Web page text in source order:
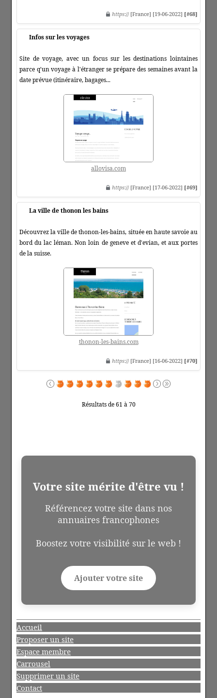
https:// [France] [19-06-2022] [#68]
Infos sur les voyages
Site de voyage, avec un focus sur les destinations lointaines
parce q'un voyage à l'étranger se prépare des semaines avant la
date prévue (itinéraire, bagages...
allovisa.com
https:// [France] [17-06-2022] [#69]
La ville de thonon les bains
Découvrez la ville de thonon-les-bains, située en haute savoie au
bord du lac léman. Non loin de geneve et d'evian, et aux portes
de la suisse.
thonon-les-bains.com
https:// [France] [16-06-2022] [#70]
Résultats de 61 à 70
Votre site mérite d'être vu !
Référencez votre site dans nos
annuaires francophones
Boostez votre visibilité sur le web !
Ajouter votre site
Accueil
Proposer un site
Espace membre
Carrousel
Supprimer un site
Contact